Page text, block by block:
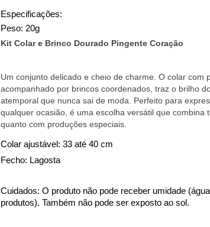
Especificações:
Peso: 20g
Kit Colar e Brinco Dourado Pingente Coração
Um conjunto delicado e cheio de charme. O colar com
acompanhado por brincos coordenados, traz o brilho
atemporal que nunca sai de moda. Perfeito para
qualquer ocasião, é uma escolha versátil que combina
quanto com produções especiais.
Colar ajustável: 33 até 40 cm
Fecho: Lagosta
Cuidados: O produto não pode receber umidade
produtos). Também não pode ser exposto ao sol.